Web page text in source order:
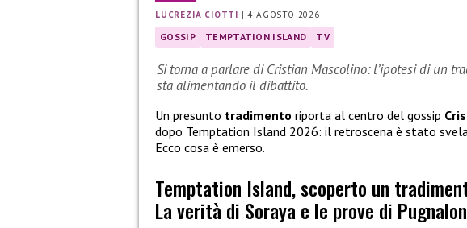
LUCREZIA CIOTTI |4 AGOSTO 2026
GOSSIP TEMPTATION ISLAND TV
Si torna a parlare di Cristian Mascolino: l’ipotesi di un
sta alimentando il dibattito.
Un presunto tradimento riporta al centro del gossip
dopo Temptation Island 2026: il retroscena è stato
Ecco cosa è emerso.
Temptation Island, scoperto un
La verità di Soraya e le prove di